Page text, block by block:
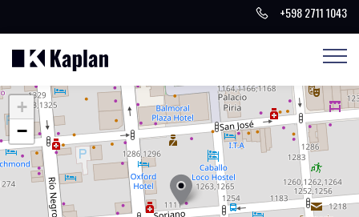
+598 2711 1043
+
−